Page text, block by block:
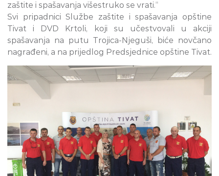
zaštite i spašavanja višestruko se vrati.“
Svi pripadnici Službe zaštite i spašavanja opštine
Tivat i DVD Krtoli, koji su učestvovali u akciji
spašavanja na putu Trojica-Njeguši, biće novčano
nagrađeni, a na prijedlog Predsjednice opštine Tivat.